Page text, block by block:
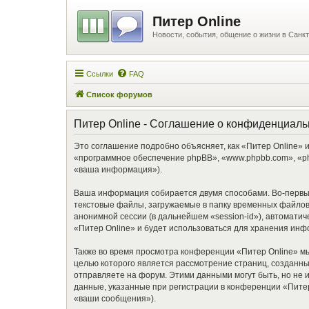
Питер Online
Новости, события, общение о жизни в
Ссылки FAQ
Список форумов
Питер Online - Соглашение о
Это соглашение подробно объясняет, как «Питер
«программное обеспечение phpBB», «www.phpbb.com»,
«ваша информация»).
Ваша информация собирается двумя способами. Во-
текстовые файлы, загружаемые в папку временных
анонимной сессии (в дальнейшем «session-id»),
«Питер Online» и будет использоваться для хранения
Также во время просмотра конференции «Питер Online»
целью которого является рассмотрение страниц,
отправляете на форум. Этими данными могут быть, но
данные, указанные при регистрации в конференции
«ваши сообщения»).